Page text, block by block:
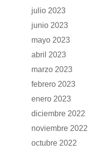
julio 2023
junio 2023
mayo 2023
abril 2023
marzo 2023
febrero 2023
enero 2023
diciembre 2022
noviembre 2022
octubre 2022